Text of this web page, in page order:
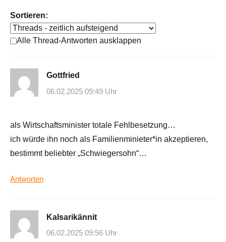
Sortieren:
Alle Thread-Antworten ausklappen
Gottfried
06.02.2025 09:49 Uhr
als Wirtschaftsminister totale Fehlbesetzung…
ich würde ihn noch als Familienminieter*in akzeptieren,
bestimmt beliebter „Schwiegersohn“…
Antworten
Kalsarikännit
06.02.2025 09:56 Uhr